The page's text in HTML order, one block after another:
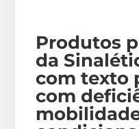
Produtos
da
com texto
com